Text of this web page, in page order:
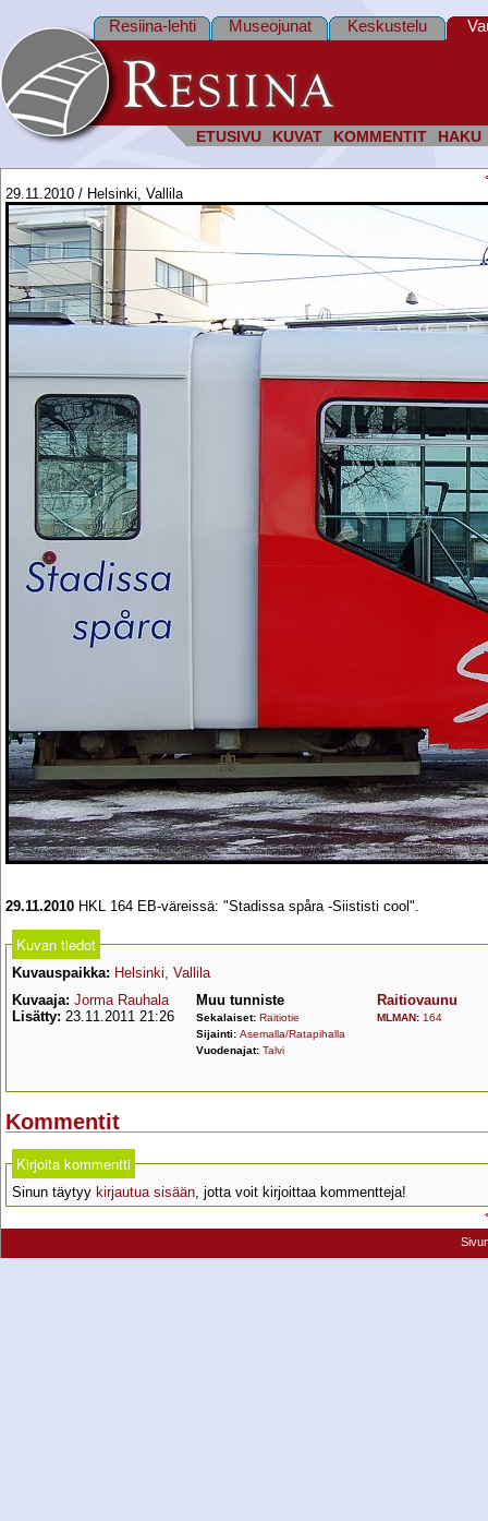
ETUSIVU KUVAT KOMMENTIT HAKU
Resiina-lehti Museojunat Keskustelu
29.11.2010 / Helsinki, Vallila
29.11.2010 HKL 164 EB-väreissä: "Stadissa spåra -Siististi cool".
Kuvan tiedot
Kuvauspaikka: Helsinki, Vallila
Kuvaaja: Jorma Rauhala
Lisätty: 23.11.2011 21:26
Muu tunniste
Sekalaiset: Raitiotie
Sijainti: Asemalla/Ratapihalla
Vuodenajat: Talvi
Raitiovaunu
MLMAN: 164
Kommentit
Kirjoita kommentti
Sinun täytyy kirjautua sisään, jotta voit kirjoittaa kommentteja!